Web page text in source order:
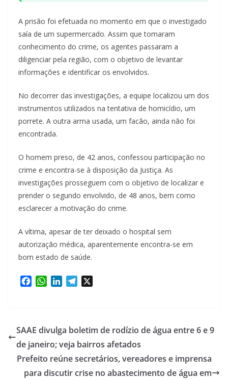
A prisão foi efetuada no momento em que o investigado
saía de um supermercado. Assim que tomaram
conhecimento do crime, os agentes passaram a
diligenciar pela região, com o objetivo de levantar
informações e identificar os envolvidos.
No decorrer das investigações, a equipe localizou um dos
instrumentos utilizados na tentativa de homicídio, um
porrete. A outra arma usada, um facão, ainda não foi
encontrada.
O homem preso, de 42 anos, confessou participação no
crime e encontra-se à disposição da Justiça. As
investigações prosseguem com o objetivo de localizar e
prender o segundo envolvido, de 48 anos, bem como
esclarecer a motivação do crime.
A vítima, apesar de ter deixado o hospital sem
autorização médica, aparentemente encontra-se em
bom estado de saúde.
b
o
o
k
W
s
A
p
p
e
d
I
n
g
r
a
m
SAAE divulga boletim de rodízio de água entre 6 e 9
de janeiro; veja bairros afetados
Prefeito reúne secretários, vereadores e imprensa
para discutir crise no abastecimento de água em